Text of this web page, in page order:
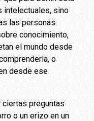
intelectuales, sino
las personas.
conocimiento,
el mundo desde
o
desde ese
ciertas preguntas
o un erizo en un